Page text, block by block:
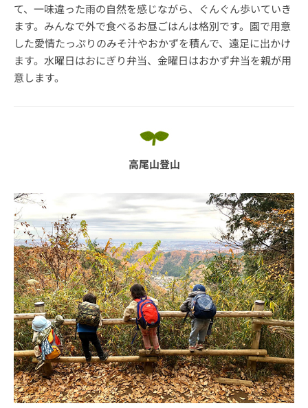
て、一味違った雨の自然を感じながら、ぐんぐん歩いていき
ます。みんなで外で食べるお昼ごはんは格別です。園で用意
した愛情たっぷりのみそ汁やおかずを積んで、遠足に出かけ
ます。水曜日はおにぎり弁当、金曜日はおかず弁当を親が用
意します。
高尾山登山